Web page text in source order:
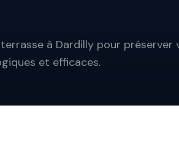
à Dardilly pour préserver
et efficaces.